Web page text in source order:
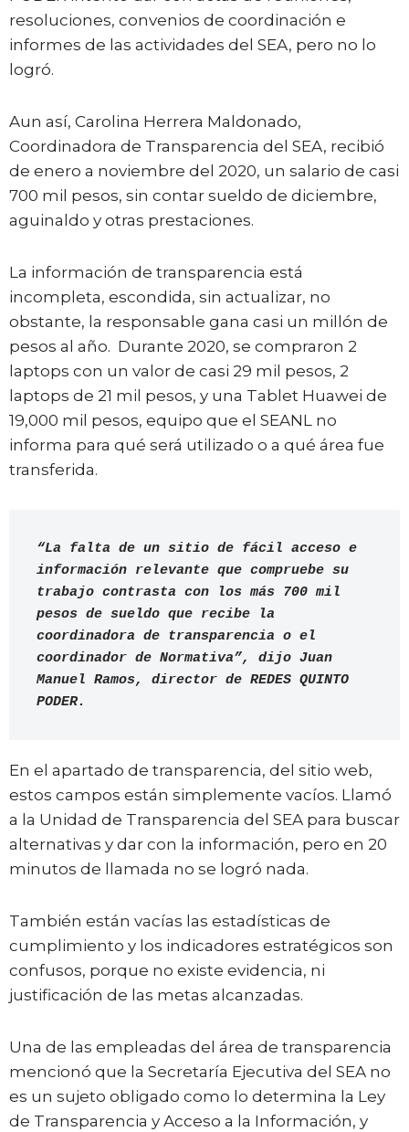
resoluciones, convenios de coordinación e
informes de las actividades del SEA, pero no lo
logró.
Aun así, Carolina Herrera Maldonado,
Coordinadora de Transparencia del SEA, recibió
de enero a noviembre del 2020, un salario de casi
700 mil pesos, sin contar sueldo de diciembre,
aguinaldo y otras prestaciones.
La información de transparencia está
incompleta, escondida, sin actualizar, no
obstante, la responsable gana casi un millón de
pesos al año. Durante 2020, se compraron 2
laptops con un valor de casi 29 mil pesos, 2
laptops de 21 mil pesos, y una Tablet Huawei de
19,000 mil pesos, equipo que el SEANL no
informa para qué será utilizado o a qué área fue
transferida.
“La falta de un sitio de fácil acceso e
información relevante que compruebe su
trabajo contrasta con los más 700 mil
pesos de sueldo que recibe la
coordinadora de transparencia o el
coordinador de Normativa”, dijo Juan
Manuel Ramos, director de REDES QUINTO
PODER.
En el apartado de transparencia, del sitio web,
estos campos están simplemente vacíos. Llamó
a la Unidad de Transparencia del SEA para buscar
alternativas y dar con la información, pero en 20
minutos de llamada no se logró nada.
También están vacías las estadísticas de
cumplimiento y los indicadores estratégicos son
confusos, porque no existe evidencia, ni
justificación de las metas alcanzadas.
Una de las empleadas del área de transparencia
mencionó que la Secretaría Ejecutiva del SEA no
es un sujeto obligado como lo determina la Ley
de Transparencia y Acceso a la Información, y